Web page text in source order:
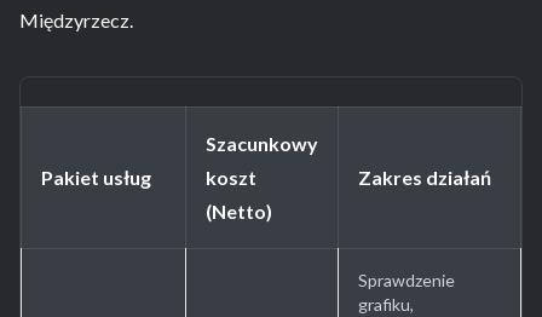
Międzyrzecz.
Pakiet usług
Szacunkowy
koszt
(Netto)
Zakres działań
Sprawdzenie
grafiku,